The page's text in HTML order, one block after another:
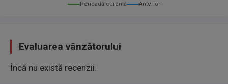
Perioadă curentă Anterior
Evaluarea vânzătorului
Încă nu există recenzii.